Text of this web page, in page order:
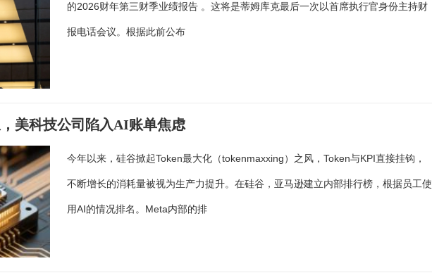
的2026财年第三财季业绩报告 。这将是蒂姆库克最后一次以首席执行官身份主持财
报电话会议。根据此前公布
美科技公司陷入AI账单焦虑
今年以来，硅谷掀起Token最大化（tokenmaxxing）之风，Token与KPI直接挂钩，
不断增长的消耗量被视为生产力提升。在硅谷，亚马逊建立内部排行榜，根据员工使
用AI的情况排名。Meta内部的排